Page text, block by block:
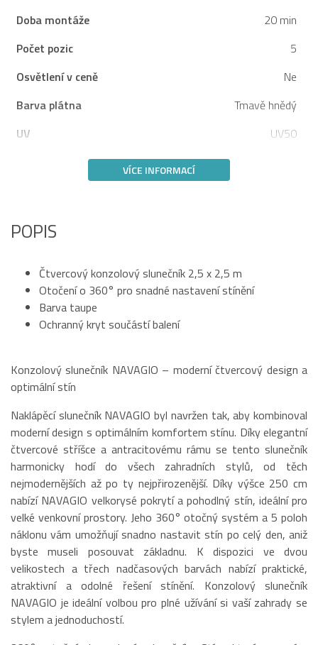
Doba montáže
20 min
Počet pozic
5
Osvětlení v ceně
Ne
Barva plátna
Tmavě hnědý
UV
UV50
VÍCE INFORMACÍ
POPIS
Čtvercový konzolový slunečník 2,5 x 2,5 m
Otočení o 360° pro snadné nastavení stínění
Barva taupe
Ochranný kryt součástí balení
Konzolový slunečník NAVAGIO – moderní čtvercový design a
optimální stín
Naklápěcí slunečník NAVAGIO byl navržen tak, aby kombinoval
moderní design s optimálním komfortem stínu. Díky elegantní
čtvercové stříšce a antracitovému rámu se tento slunečník
harmonicky hodí do všech zahradních stylů, od těch
nejmodernějších až po ty nejpřirozenější. Díky výšce 250 cm
nabízí NAVAGIO velkorysé pokrytí a pohodlný stín, ideální pro
velké venkovní prostory. Jeho 360° otočný systém a 5 poloh
náklonu vám umožňují snadno nastavit stín po celý den, aniž
byste museli posouvat základnu. K dispozici ve dvou
velikostech a třech nadčasových barvách nabízí praktické,
atraktivní a odolné řešení stínění. Konzolový slunečník
NAVAGIO je ideální volbou pro plné užívání si vaší zahrady se
stylem a jednoduchostí.